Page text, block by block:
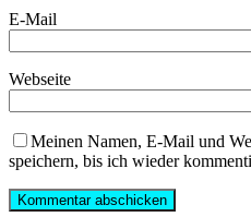
E-Mail
Webseite
Meinen Namen, E-Mail und
speichern, bis ich wieder